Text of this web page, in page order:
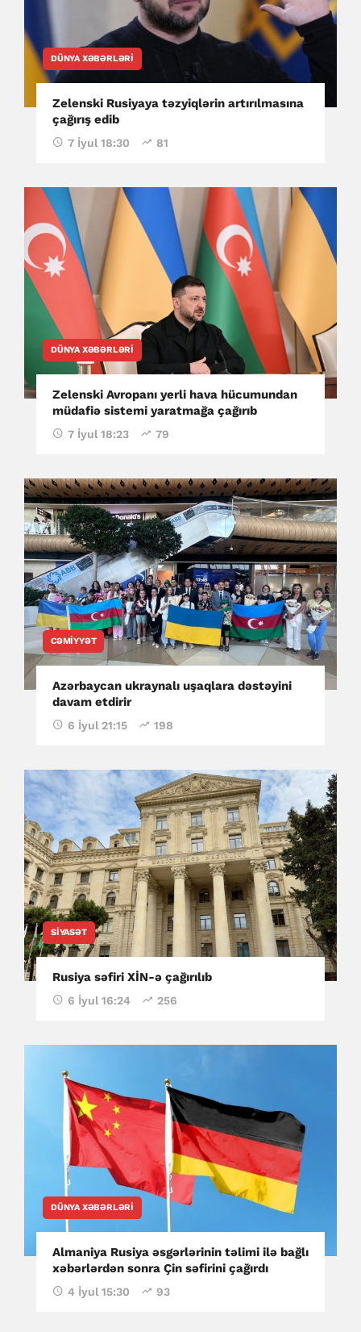
DÜNYA XƏBƏRLƏRI
Zelenski Rusiyaya təzyiqlərin artırılmasına
çağırış edib
7 İyul 18:30 81
DÜNYA XƏBƏRLƏRI
Zelenski Avropanı yerli hava hücumundan
müdafiə sistemi yaratmağa çağırıb
7 İyul 18:23 79
CƏMIYYƏT
Azərbaycan ukraynalı uşaqlara dəstəyini
davam etdirir
6 İyul 21:15 198
SIYASƏT
Rusiya səfiri XİN-ə çağırılıb
6 İyul 16:24 256
DÜNYA XƏBƏRLƏRI
Almaniya Rusiya əsgərlərinin təlimi ilə bağlı
xəbərlərdən sonra Çin səfirini çağırdı
4 İyul 15:30 93